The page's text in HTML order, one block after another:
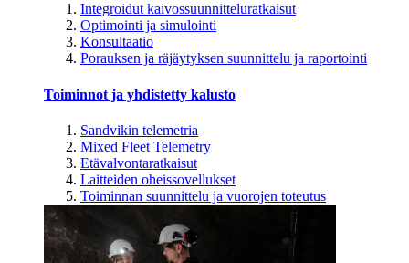
Integroidut kaivossuunnitteluratkaisut
Optimointi ja simulointi
Konsultaatio
Porauksen ja räjäytyksen suunnittelu ja raportointi
Toiminnot ja yhdistetty kalusto
Sandvikin telemetria
Mixed Fleet Telemetry
Etävalvontaratkaisut
Laitteiden oheissovellukset
Toiminnan suunnittelu ja vuorojen toteutus